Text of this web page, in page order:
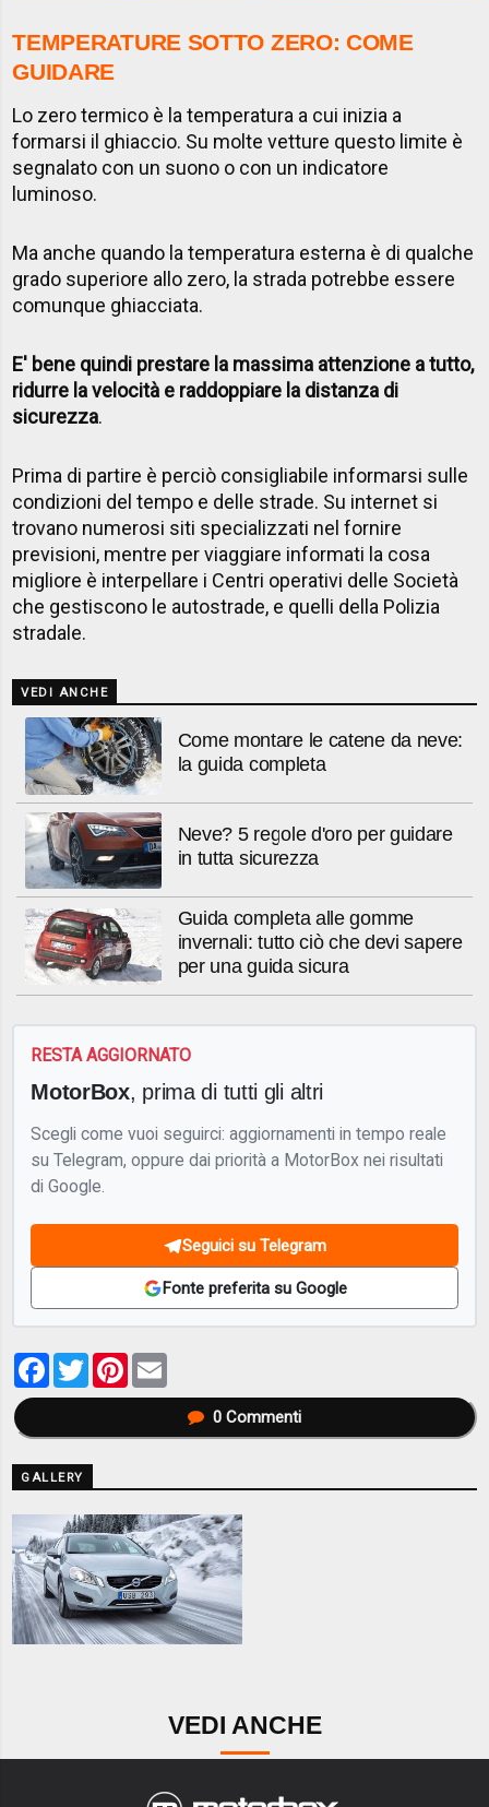
TEMPERATURE SOTTO ZERO: COME
GUIDARE
Lo zero termico è la temperatura a cui inizia a
formarsi il ghiaccio. Su molte vetture questo limite è
segnalato con un suono o con un indicatore
luminoso.
Ma anche quando la temperatura esterna è di qualche
grado superiore allo zero, la strada potrebbe essere
comunque ghiacciata.
E' bene quindi prestare la massima attenzione a tutto,
ridurre la velocità e raddoppiare la distanza di
sicurezza.
Prima di partire è perciò consigliabile informarsi sulle
condizioni del tempo e delle strade. Su internet si
trovano numerosi siti specializzati nel fornire
previsioni, mentre per viaggiare informati la cosa
migliore è interpellare i Centri operativi delle Società
che gestiscono le autostrade, e quelli della Polizia
stradale.
VEDI ANCHE
Come montare le catene da neve:
la guida completa
Neve? 5 regole d'oro per guidare
in tutta sicurezza
Guida completa alle gomme
invernali: tutto ciò che devi sapere
per una guida sicura
RESTA AGGIORNATO
MotorBox, prima di tutti gli altri
Scegli come vuoi seguirci: aggiornamenti in tempo reale
su Telegram, oppure dai priorità a MotorBox nei risultati
di Google.
Seguici su Telegram
Fonte preferita su Google
Facebook
TwitterPinterest
0Commenti
GALLERY
VEDI ANCHE